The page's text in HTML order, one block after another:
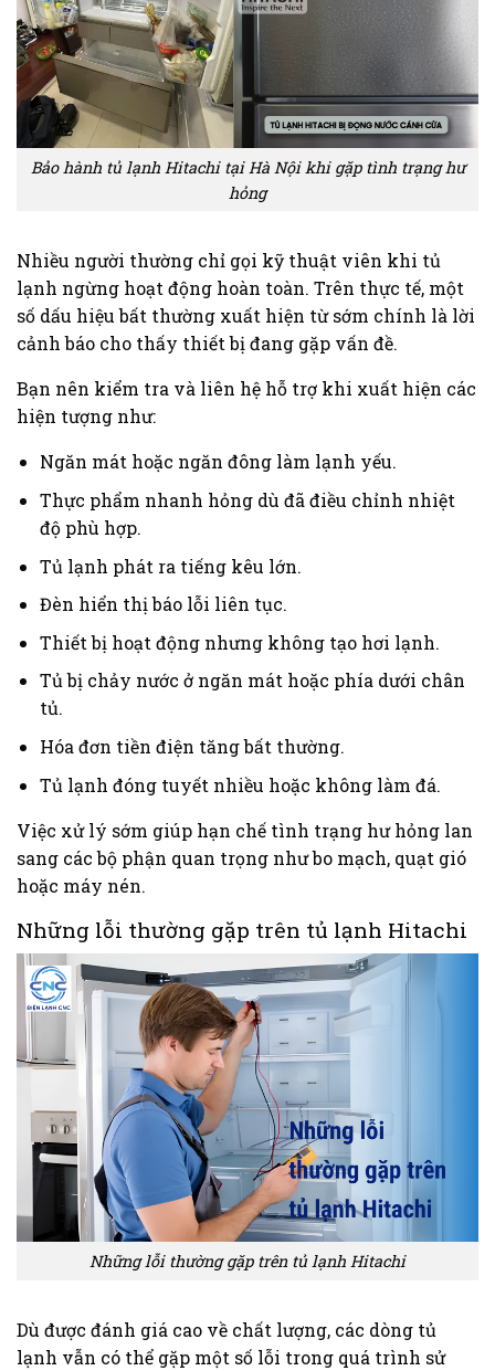
Bảo hành tủ lạnh Hitachi tại Hà Nội khi gặp tình trạng hư
hỏng
Nhiều người thường chỉ gọi kỹ thuật viên khi tủ
lạnh ngừng hoạt động hoàn toàn. Trên thực tế, một
số dấu hiệu bất thường xuất hiện từ sớm chính là lời
cảnh báo cho thấy thiết bị đang gặp vấn đề.
Bạn nên kiểm tra và liên hệ hỗ trợ khi xuất hiện các
hiện tượng như:
Ngăn mát hoặc ngăn đông làm lạnh yếu.
Thực phẩm nhanh hỏng dù đã điều chỉnh nhiệt
độ phù hợp.
Tủ lạnh phát ra tiếng kêu lớn.
Đèn hiển thị báo lỗi liên tục.
Thiết bị hoạt động nhưng không tạo hơi lạnh.
Tủ bị chảy nước ở ngăn mát hoặc phía dưới chân
tủ.
Hóa đơn tiền điện tăng bất thường.
Tủ lạnh đóng tuyết nhiều hoặc không làm đá.
Việc xử lý sớm giúp hạn chế tình trạng hư hỏng lan
sang các bộ phận quan trọng như bo mạch, quạt gió
hoặc máy nén.
Những lỗi thường gặp trên tủ lạnh Hitachi
Những lỗi thường gặp trên tủ lạnh Hitachi
Dù được đánh giá cao về chất lượng, các dòng tủ
lạnh vẫn có thể gặp một số lỗi trong quá trình sử